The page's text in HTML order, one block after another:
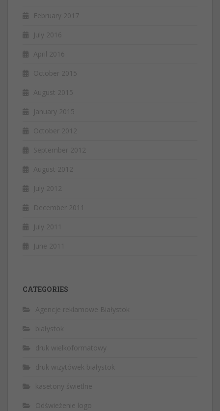
February 2017
July 2016
April 2016
October 2015
August 2015
January 2015
October 2012
September 2012
August 2012
July 2012
December 2011
July 2011
June 2011
CATEGORIES
Agencje reklamowe Białystok
białystok
druk wielkoformatowy
druk wizytówek białystok
kasetony świetlne
Odświeżenie logo